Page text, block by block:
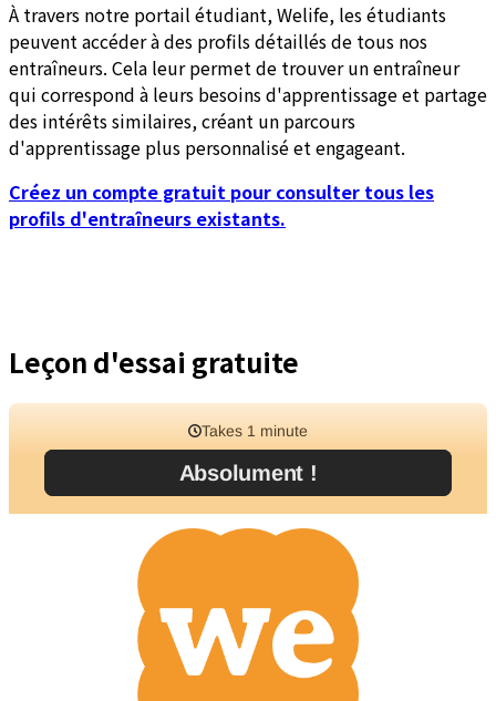
À travers notre portail étudiant, Welife, les étudiants
peuvent accéder à des profils détaillés de tous nos
entraîneurs. Cela leur permet de trouver un entraîneur
qui correspond à leurs besoins d'apprentissage et partage
des intérêts similaires, créant un parcours
d'apprentissage plus personnalisé et engageant.
Créez un compte gratuit pour consulter tous les
profils d'entraîneurs existants.
Leçon d'essai gratuite